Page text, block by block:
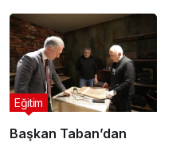
Başkan Taban’dan
Eğitim